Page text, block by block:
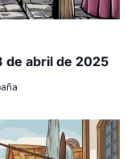
a
s
e
de abril de 2025